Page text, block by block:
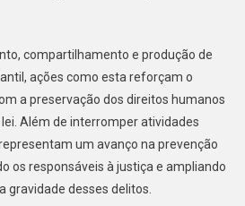
compartilhamento e produção de
ações como esta reforçam o
a preservação dos direitos humanos
Além de interromper atividades
um avanço na prevenção
os responsáveis à justiça e ampliando
gravidade desses delitos.